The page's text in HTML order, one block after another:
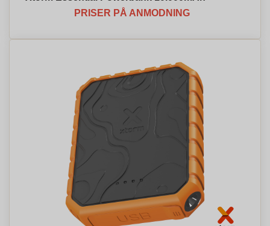
PRISER PÅ ANMODNING